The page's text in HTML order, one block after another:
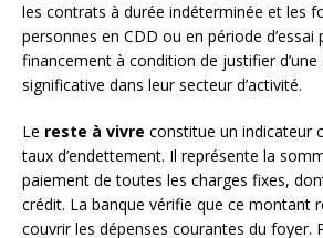
les contrats à durée indéterminée et les
personnes en CDD ou en période
financement à condition de justifier d’une
significative dans leur secteur d’activité.
Le reste à vivre constitue un indicateur
taux d’endettement. Il représente la
paiement de toutes les charges fixes,
crédit. La banque vérifie que ce montant
couvrir les dépenses courantes du foyer.